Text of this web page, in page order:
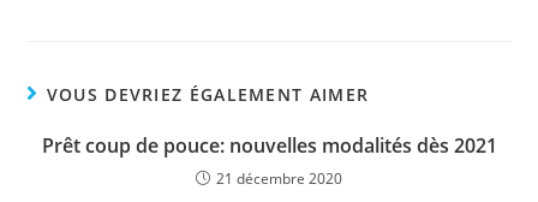
VOUS DEVRIEZ ÉGALEMENT AIMER
Prêt coup de pouce: nouvelles modalités dès 2021
21 décembre 2020